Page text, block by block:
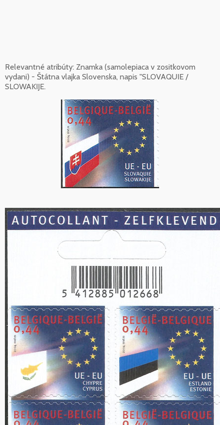
Relevantné atribúty: Znamka (samolepiaca v zositkovom
vydani) - Štátna vlajka Slovenska, napis "SLOVAQUIE /
SLOWAKIJE.